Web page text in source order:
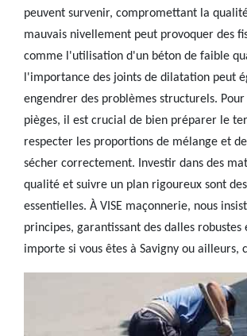
peuvent survenir, compromettant la
mauvais nivellement peut provoquer des
comme l'utilisation d'un béton de faible
l'importance des joints de dilatation peut
engendrer des problèmes structurels.
pièges, il est crucial de bien préparer le
respecter les proportions de mélange et
sécher correctement. Investir dans des
qualité et suivre un plan rigoureux sont
essentielles. À VISE maçonnerie, nous
principes, garantissant des dalles robustes
importe si vous êtes à Savigny ou ailleurs,